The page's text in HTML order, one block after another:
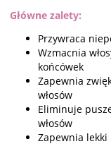
Główne zalety:
Przywraca
Wzmacnia
końcówek
Zapewnia
włosów
Eliminuje
włosów
Zapewnia lekki